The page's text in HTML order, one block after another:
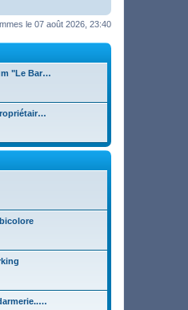
le 07 août 2026, 23:40
"Le Bar…